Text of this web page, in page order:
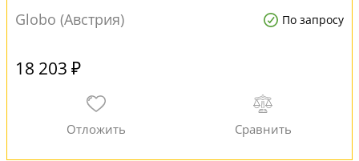
Globo (Австрия) По запросу
18 203 ₽